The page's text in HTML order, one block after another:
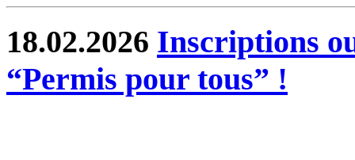
18.02.2026 Inscriptions
“Permis pour tous” !